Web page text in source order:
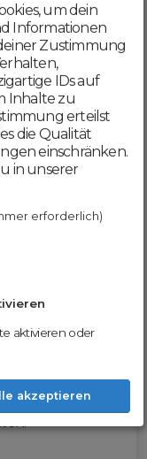
du,
profitiere
dir
um dein
Informationen
Zustimmung
IDs auf
Inhalte zu
erteilst
die Qualität
einschränken.
in unserer
erforderlich)
aktivieren oder
akzeptieren